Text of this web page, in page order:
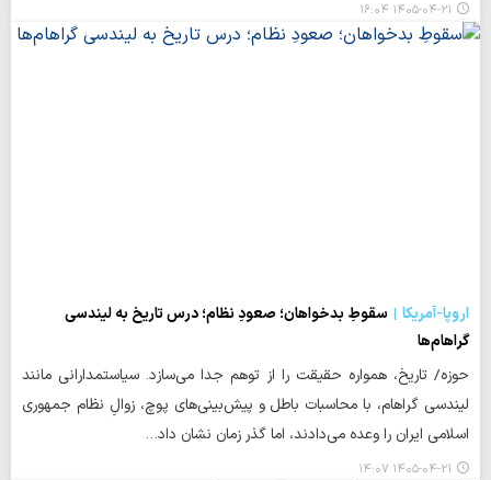
۱۴۰۵-۰۴-۲۱ ۱۶:۰۴
اروپا-آمریکا
سقوطِ بدخواهان؛ صعودِ نظام؛ درس تاریخ به لیندسی
گراهام‌ها
حوزه/ تاریخ، همواره حقیقت را از توهم جدا می‌سازد. سیاستمدارانی مانند
لیندسی گراهام، با محاسبات باطل و پیش‌بینی‌های پوچ، زوالِ نظام جمهوری
اسلامی ایران را وعده می‌دادند، اما گذر زمان نشان داد…
۱۴۰۵-۰۴-۲۱ ۱۴:۰۷